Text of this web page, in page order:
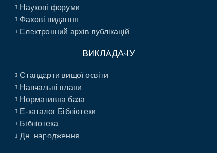
Наукові форуми
Фахові видання
Електронний архів публікацій
ВИКЛАДАЧУ
Стандарти вищої освіти
Навчальні плани
Нормативна база
E-каталог Бібліотеки
Бібліотека
Дні народження